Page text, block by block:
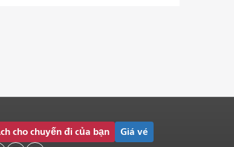
cho chuyến đi của bạn Giá vé